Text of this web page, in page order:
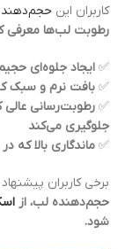
کاربران این
رطوبت لب‌ها معرفی
✅ ایجاد جلوه‌ای
✅ بافت نرم و سبک
✅ رطوبت‌رسانی
جلوگیری می‌کند
✅ ماندگاری بالا که
برخی کاربران
حجم‌دهنده لب، از
شود.